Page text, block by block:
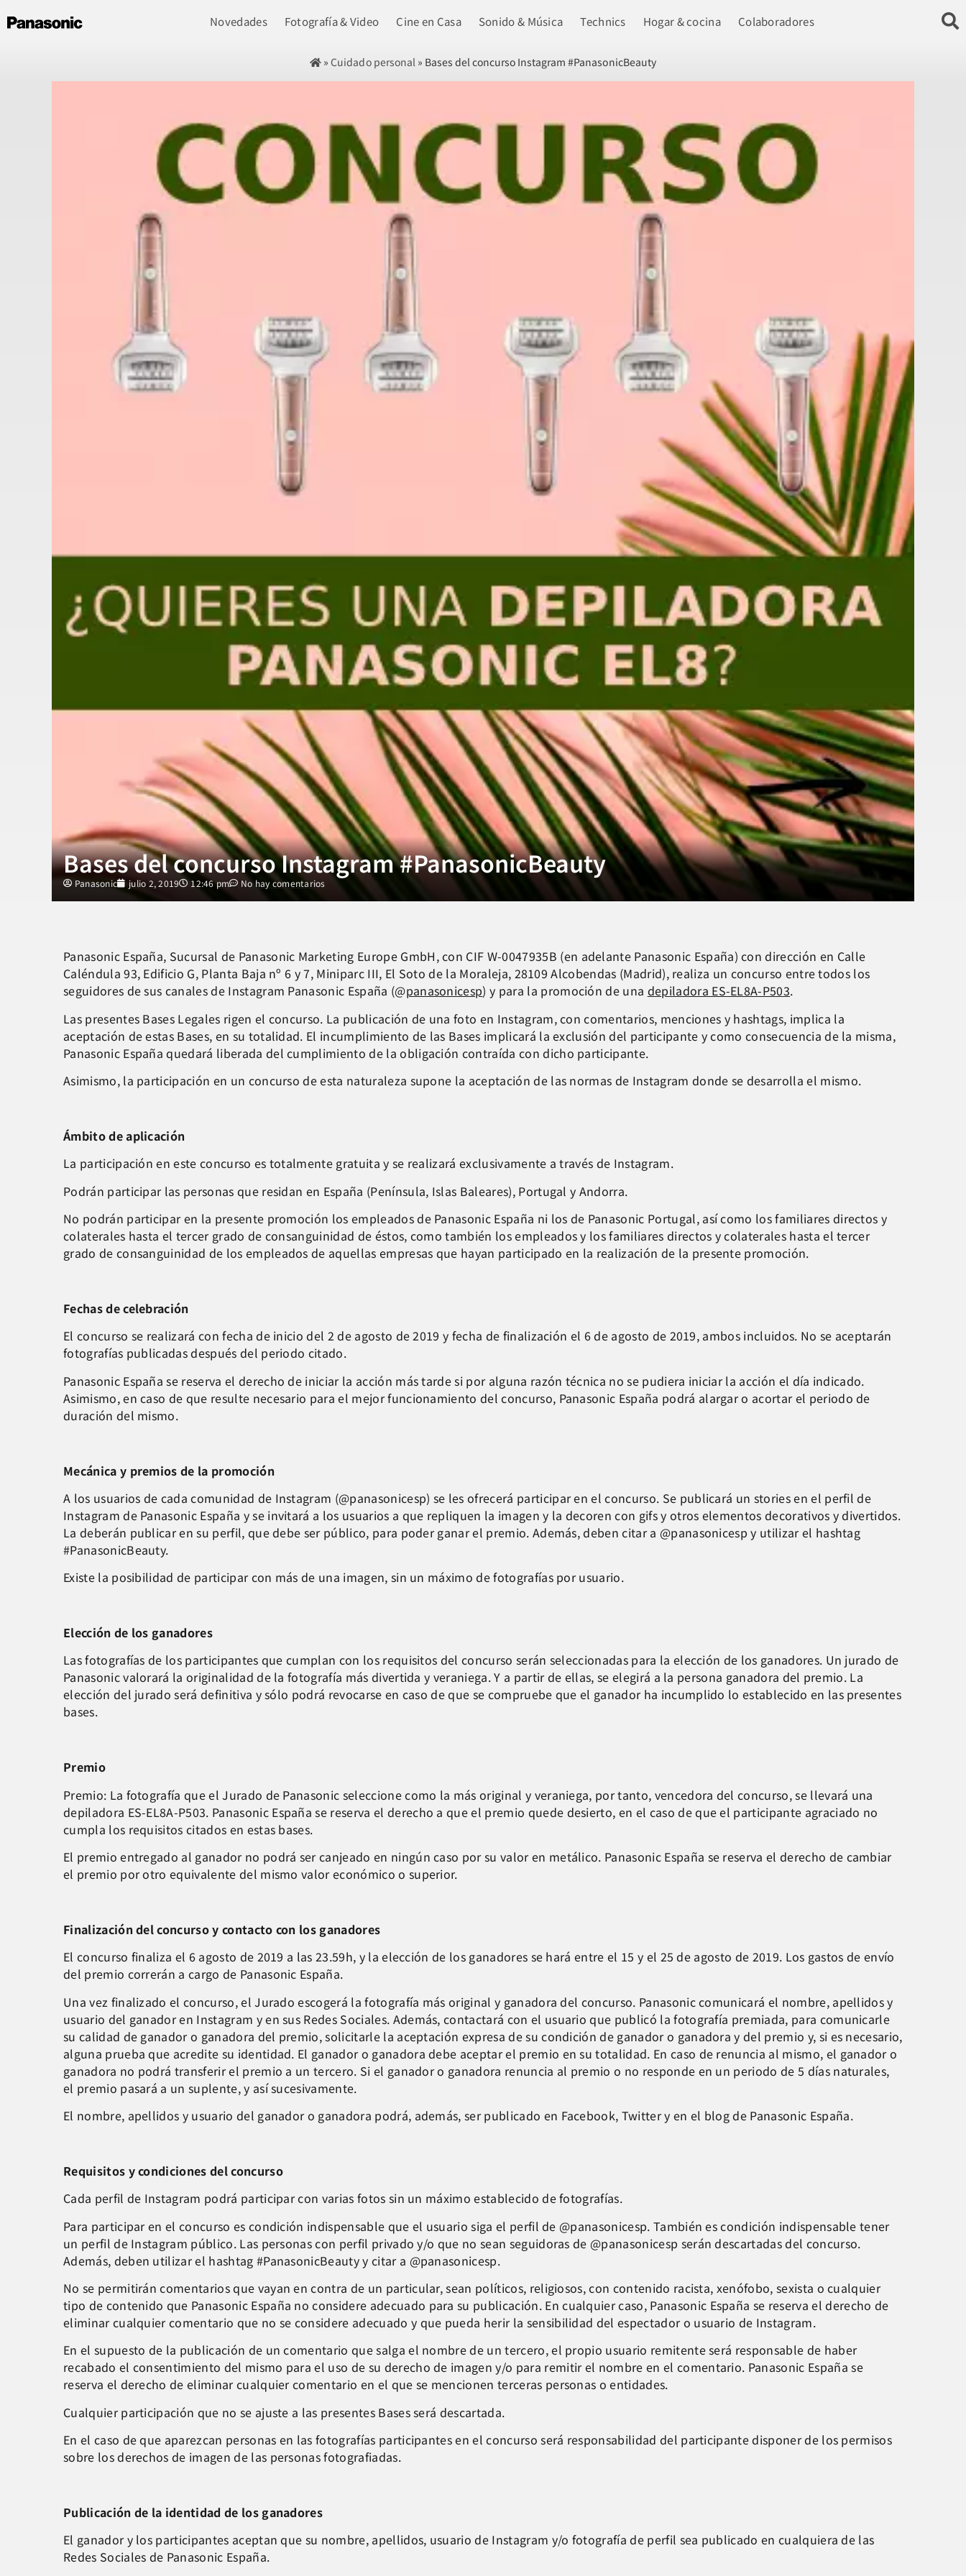
Novedades Fotografía & Video Cine en Casa Sonido & Música Technics Hogar & cocina Colaboradores
»Cuidado personal» Bases del concurso Instagram #PanasonicBeauty
Bases del concurso Instagram #PanasonicBeauty
Panasonic julio 2, 2019 12:46 pm No hay comentarios
Panasonic España, Sucursal de Panasonic Marketing Europe GmbH, con CIF W-0047935B (en adelante Panasonic España) con dirección en Calle
Caléndula 93, Edificio G, Planta Baja nº 6 y 7, Miniparc III, El Soto de la Moraleja, 28109 Alcobendas (Madrid), realiza un concurso entre todos los
seguidores de sus canales de Instagram Panasonic España (@panasonicesp) y para la promoción de una depiladora ES-EL8A-P503.
Las presentes Bases Legales rigen el concurso. La publicación de una foto en Instagram, con comentarios, menciones y hashtags, implica la
aceptación de estas Bases, en su totalidad. El incumplimiento de las Bases implicará la exclusión del participante y como consecuencia de la misma,
Panasonic España quedará liberada del cumplimiento de la obligación contraída con dicho participante.
Asimismo, la participación en un concurso de esta naturaleza supone la aceptación de las normas de Instagram donde se desarrolla el mismo.
Ámbito de aplicación
La participación en este concurso es totalmente gratuita y se realizará exclusivamente a través de Instagram.
Podrán participar las personas que residan en España (Península, Islas Baleares), Portugal y Andorra.
No podrán participar en la presente promoción los empleados de Panasonic España ni los de Panasonic Portugal, así como los familiares directos y
colaterales hasta el tercer grado de consanguinidad de éstos, como también los empleados y los familiares directos y colaterales hasta el tercer
grado de consanguinidad de los empleados de aquellas empresas que hayan participado en la realización de la presente promoción.
Fechas de celebración
El concurso se realizará con fecha de inicio del 2 de agosto de 2019 y fecha de finalización el 6 de agosto de 2019, ambos incluidos. No se aceptarán
fotografías publicadas después del periodo citado.
Panasonic España se reserva el derecho de iniciar la acción más tarde si por alguna razón técnica no se pudiera iniciar la acción el día indicado.
Asimismo, en caso de que resulte necesario para el mejor funcionamiento del concurso, Panasonic España podrá alargar o acortar el periodo de
duración del mismo.
Mecánica y premios de la promoción
A los usuarios de cada comunidad de Instagram (@panasonicesp) se les ofrecerá participar en el concurso. Se publicará un stories en el perfil de
Instagram de Panasonic España y se invitará a los usuarios a que repliquen la imagen y la decoren con gifs y otros elementos decorativos y divertidos.
La deberán publicar en su perfil, que debe ser público, para poder ganar el premio. Además, deben citar a @panasonicesp y utilizar el hashtag
#PanasonicBeauty.
Existe la posibilidad de participar con más de una imagen, sin un máximo de fotografías por usuario.
Elección de los ganadores
Las fotografías de los participantes que cumplan con los requisitos del concurso serán seleccionadas para la elección de los ganadores. Un jurado de
Panasonic valorará la originalidad de la fotografía más divertida y veraniega. Y a partir de ellas, se elegirá a la persona ganadora del premio. La
elección del jurado será definitiva y sólo podrá revocarse en caso de que se compruebe que el ganador ha incumplido lo establecido en las presentes
bases.
Premio
Premio: La fotografía que el Jurado de Panasonic seleccione como la más original y veraniega, por tanto, vencedora del concurso, se llevará una
depiladora ES-EL8A-P503. Panasonic España se reserva el derecho a que el premio quede desierto, en el caso de que el participante agraciado no
cumpla los requisitos citados en estas bases.
El premio entregado al ganador no podrá ser canjeado en ningún caso por su valor en metálico. Panasonic España se reserva el derecho de cambiar
el premio por otro equivalente del mismo valor económico o superior.
Finalización del concurso y contacto con los ganadores
El concurso finaliza el 6 agosto de 2019 a las 23.59h, y la elección de los ganadores se hará entre el 15 y el 25 de agosto de 2019. Los gastos de envío
del premio correrán a cargo de Panasonic España.
Una vez finalizado el concurso, el Jurado escogerá la fotografía más original y ganadora del concurso. Panasonic comunicará el nombre, apellidos y
usuario del ganador en Instagram y en sus Redes Sociales. Además, contactará con el usuario que publicó la fotografía premiada, para comunicarle
su calidad de ganador o ganadora del premio, solicitarle la aceptación expresa de su condición de ganador o ganadora y del premio y, si es necesario,
alguna prueba que acredite su identidad. El ganador o ganadora debe aceptar el premio en su totalidad. En caso de renuncia al mismo, el ganador o
ganadora no podrá transferir el premio a un tercero. Si el ganador o ganadora renuncia al premio o no responde en un periodo de 5 días naturales,
el premio pasará a un suplente, y así sucesivamente.
El nombre, apellidos y usuario del ganador o ganadora podrá, además, ser publicado en Facebook, Twitter y en el blog de Panasonic España.
Requisitos y condiciones del concurso
Cada perfil de Instagram podrá participar con varias fotos sin un máximo establecido de fotografías.
Para participar en el concurso es condición indispensable que el usuario siga el perfil de @panasonicesp. También es condición indispensable tener
un perfil de Instagram público. Las personas con perfil privado y/o que no sean seguidoras de @panasonicesp serán descartadas del concurso.
Además, deben utilizar el hashtag #PanasonicBeauty y citar a @panasonicesp.
No se permitirán comentarios que vayan en contra de un particular, sean políticos, religiosos, con contenido racista, xenófobo, sexista o cualquier
tipo de contenido que Panasonic España no considere adecuado para su publicación. En cualquier caso, Panasonic España se reserva el derecho de
eliminar cualquier comentario que no se considere adecuado y que pueda herir la sensibilidad del espectador o usuario de Instagram.
En el supuesto de la publicación de un comentario que salga el nombre de un tercero, el propio usuario remitente será responsable de haber
recabado el consentimiento del mismo para el uso de su derecho de imagen y/o para remitir el nombre en el comentario. Panasonic España se
reserva el derecho de eliminar cualquier comentario en el que se mencionen terceras personas o entidades.
Cualquier participación que no se ajuste a las presentes Bases será descartada.
En el caso de que aparezcan personas en las fotografías participantes en el concurso será responsabilidad del participante disponer de los permisos
sobre los derechos de imagen de las personas fotografiadas.
Publicación de la identidad de los ganadores
El ganador y los participantes aceptan que su nombre, apellidos, usuario de Instagram y/o fotografía de perfil sea publicado en cualquiera de las
Redes Sociales de Panasonic España.